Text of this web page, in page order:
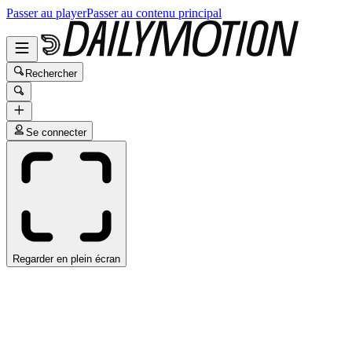
Passer au playerPasser au contenu principal
Rechercher
Se connecter
Regarder en plein écran